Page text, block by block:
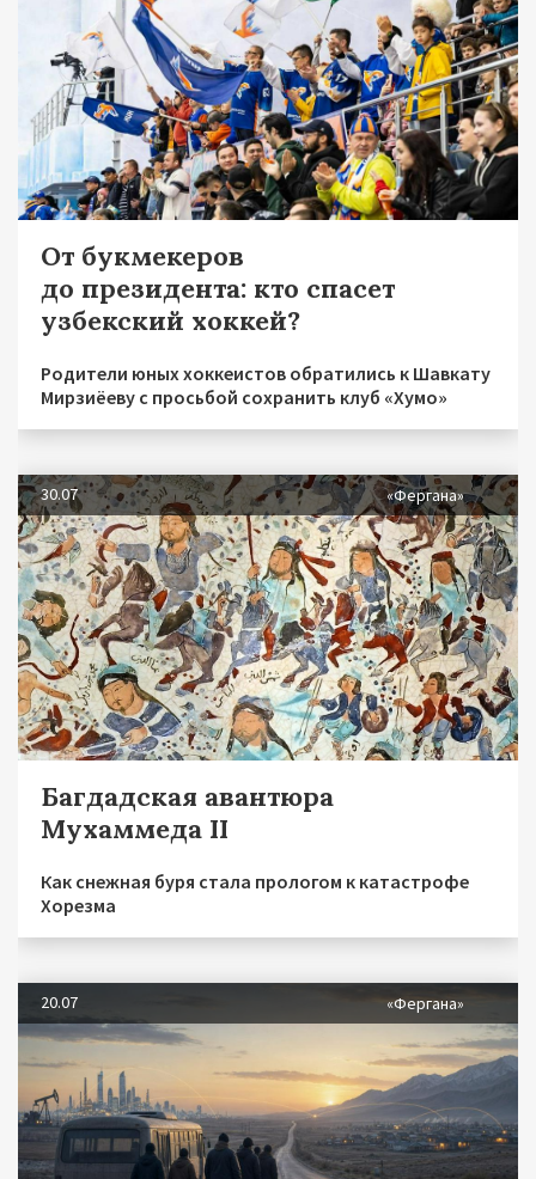
От букмекеров
до президента: кто спасет
узбекский хоккей?
Родители юных хоккеистов обратились к Шавкату
Мирзиёеву с просьбой сохранить клуб «Хумо»
30.07 «Фергана»
Багдадская авантюра
Мухаммеда II
Как снежная буря стала прологом к катастрофе
Хорезма
20.07 «Фергана»